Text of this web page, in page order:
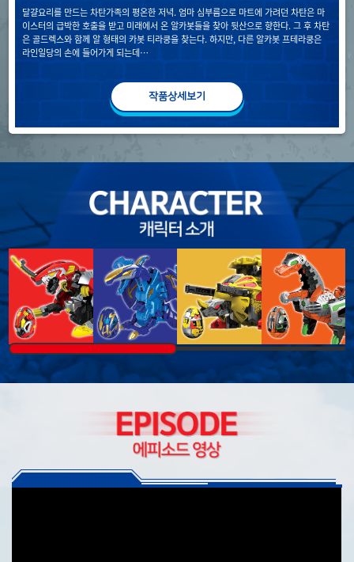
달걀요리를 만드는 차탄가족의 평온한 저녁. 엄마 심부름으로 마트에 가려던 차탄은 마
이스터의 급박한 호출을 받고 미래에서 온 알카봇들을 찾아 뒷산으로 향한다. 그 후 차탄
은 골드렉스와 함께 알 형태의 카봇 티라쿵을 찾는다. 하지만, 다른 알카봇 프테라쿵은
라인일당의 손에 들어가게 되는데…
작품상세보기